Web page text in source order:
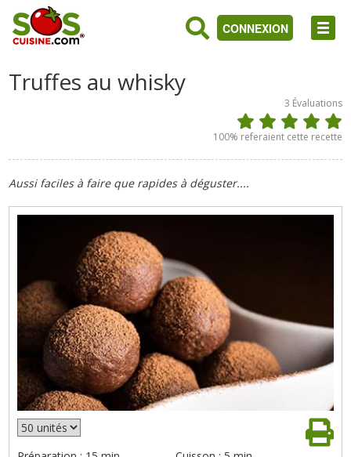
CONNEXION
Truffes au whisky
3 Évaluations
100% referaient cette recette
Aussi faciles à faire que rapides à déguster....